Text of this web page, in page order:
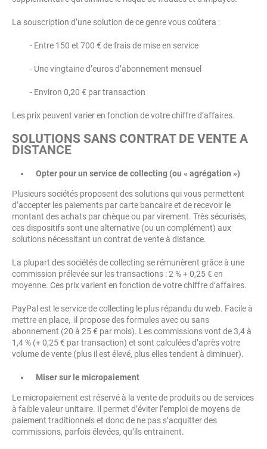
La souscription d’une solution de ce genre vous coûtera :
- Entre 150 et 700 € de frais de mise en service
- Une vingtaine d’euros d’abonnement mensuel
- Environ 0,20 € par transaction
Les prix peuvent varier en fonction de votre chiffre d’affaires.
SOLUTIONS SANS CONTRAT DE VENTE A
DISTANCE
Opter pour un service de collecting (ou « agrégation »)
Plusieurs sociétés proposent des solutions qui vous permettent
d’accepter les paiements par carte bancaire et de recevoir le
montant des achats par chèque ou par virement. Très sécurisés,
ces dispositifs sont une alternative (ou un complément) aux
solutions nécessitant un contrat de vente à distance.
La plupart des sociétés de collecting se rémunèrent grâce à une
commission prélevée sur les transactions : 2 % + 0,25 € en
moyenne. Ces prix varient en fonction de votre chiffre d’affaires.
PayPal est le service de collecting le plus répandu du web. Facile à
mettre en place, il propose des formules avec ou sans
abonnement (20 à 25 € par mois). Les commissions vont de 3,4 à
1,4 % (+ 0,25 € par transaction) et sont calculées d’après votre
volume de vente (plus il est élevé, plus elles tendent à diminuer).
Miser sur le micropaiement
Le micropaiement est réservé à la vente de produits ou de services
à faible valeur unitaire. Il permet d’éviter l’emploi de moyens de
paiement traditionnels et donc de ne pas s’acquitter des
commissions, parfois élevées, qu’ils entrainent.